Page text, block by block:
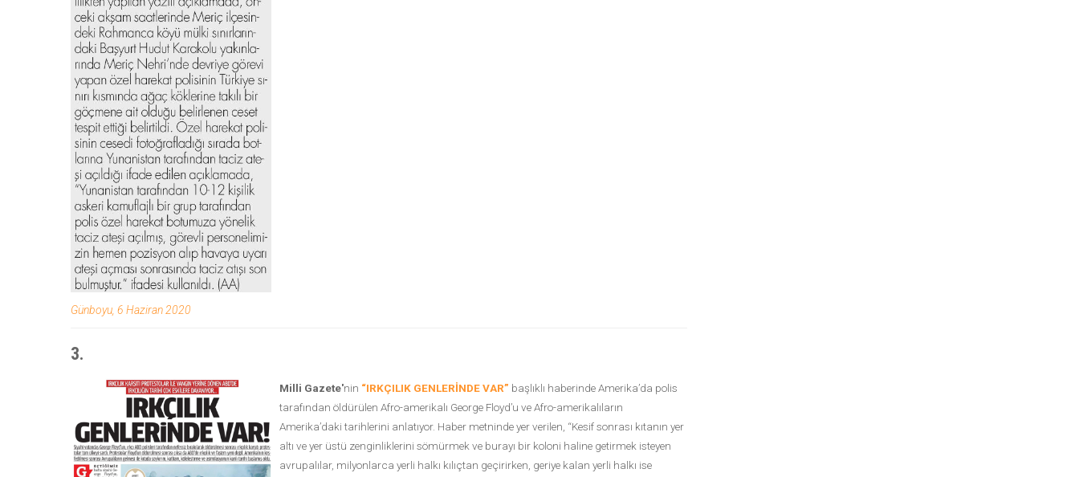
Günboyu, 6 Haziran 2020
3.
Milli Gazete'nin “IRKÇILIK GENLERİNDE VAR” başlıklı haberinde Amerika’da polis
tarafından öldürülen Afro-amerikalı George Floyd’u ve Afro-amerikalıların
Amerika’daki tarihlerini anlatıyor. Haber metninde yer verilen, “Kesif sonrası kıtanın yer
altı ve yer üstü zenginliklerini sömürmek ve burayı bir koloni haline getirmek isteyen
avrupalılar, milyonlarca yerli halkı kılıçtan geçirirken, geriye kalan yerli halkı ise